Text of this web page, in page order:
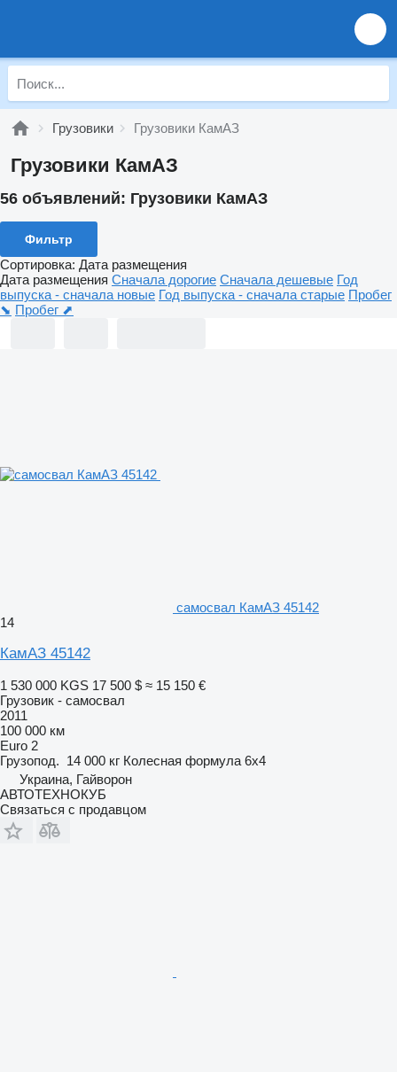
Грузовики Грузовики КамАЗ
Грузовики КамАЗ
56 объявлений: Грузовики КамАЗ
Фильтр
Сортировка: Дата размещения
Дата размещения Сначала дорогие Сначала дешевые Год
выпуска - сначала новые Год выпуска - сначала старые Пробег
⬊ Пробег ⬈
самосвал КамАЗ 45142
14
КамАЗ 45142
1 530 000 KGS 17 500 $ ≈ 15 150 €
Грузовик - самосвал
2011
100 000 км
Euro 2
Грузопод. 14 000 кг Колесная формула 6x4
Украина, Гайворон
АВТОТЕХНОКУБ
Связаться с продавцом